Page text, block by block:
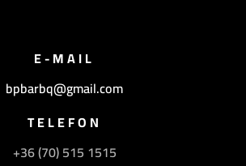
E-MAIL
bpbarbq@gmail.com
TELEFON
+36 (70) 515 1515